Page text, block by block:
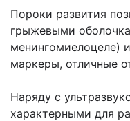
Пороки развития
грыжевыми
менингомиелоцеле)
маркеры, отличные
Наряду с
характерными для